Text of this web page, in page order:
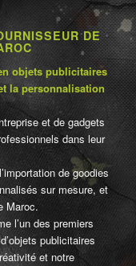
DE
objets publicitaires
la personnalisation
et de gadgets
dans leur
de goodies
sur mesure, et
Maroc.
l’un des premiers
publicitaires
et notre